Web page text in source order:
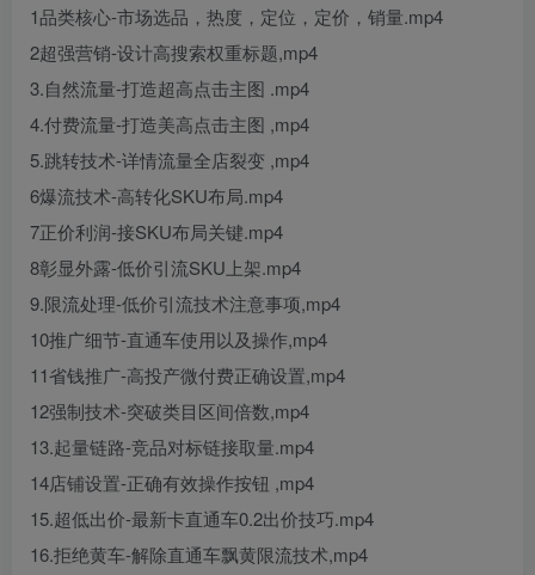
1品类核心-市场选品，热度，定位，定价，销量.mp4
2超强营销-设计高搜索权重标题,mp4
3.自然流量-打造超高点击主图 .mp4
4.付费流量-打造美高点击主图 ,mp4
5.跳转技术-详情流量全店裂变 ,mp4
6爆流技术-高转化SKU布局.mp4
7正价利润-接SKU布局关键.mp4
8彰显外露-低价引流SKU上架.mp4
9.限流处理-低价引流技术注意事项,mp4
10推广细节-直通车使用以及操作,mp4
11省钱推广-高投产微付费正确设置,mp4
12强制技术-突破类目区间倍数,mp4
13.起量链路-竞品对标链接取量.mp4
14店铺设置-正确有效操作按钮 ,mp4
15.超低出价-最新卡直通车0.2出价技巧.mp4
16.拒绝黄车-解除直通车飘黄限流技术,mp4